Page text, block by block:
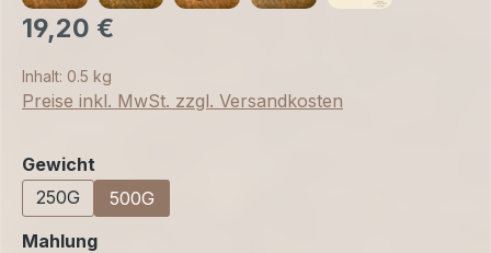
19,20 €
Inhalt: 0.5 kg
Preise inkl. MwSt. zzgl. Versandkosten
Gewicht
250G
500G
Mahlungauswählen